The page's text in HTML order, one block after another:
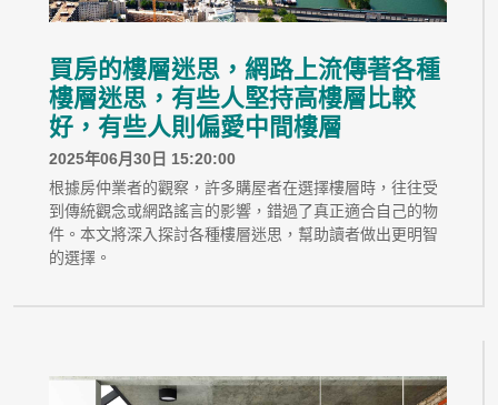
買房的樓層迷思，網路上流傳著各種
樓層迷思，有些人堅持高樓層比較
好，有些人則偏愛中間樓層
2025年06月30日 15:20:00
根據房仲業者的觀察，許多購屋者在選擇樓層時，往往受
到傳統觀念或網路謠言的影響，錯過了真正適合自己的物
件。本文將深入探討各種樓層迷思，幫助讀者做出更明智
的選擇。